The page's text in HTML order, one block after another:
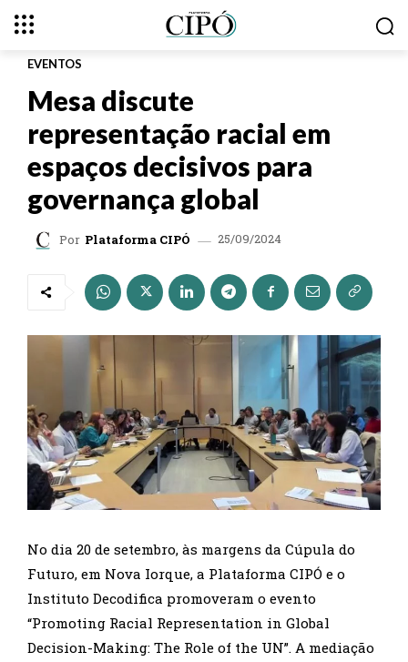
EVENTOS
Mesa discute
representação racial em
espaços decisivos para
governança global
Por Plataforma CIPÓ 25/09/2024
No dia 20 de setembro, às margens da Cúpula do
Futuro, em Nova Iorque, a Plataforma CIPÓ e o
Instituto Decodifica promoveram o evento
“Promoting Racial Representation in Global
Decision-Making: The Role of the UN”. A mediação